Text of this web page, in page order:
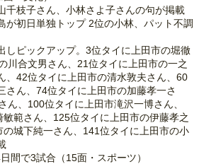
千枝子さん、小林さよ子さんの句が掲載
が初日単独トップ 2位の小林、パット不調
しピックアップ。3位タイに上田市の堀徹
川合文男さん、21位タイに上田市の一之
、42位タイに上田市の清水敦夫さん、60
さん、74位タイに上田市の加藤孝一さ
ん、100位タイに上田市滝沢一博さん、
範さん、125位タイに上田市の伊藤孝之
城下純一さん、141位タイに上田市の小
間で3試合（15面・スポーツ）